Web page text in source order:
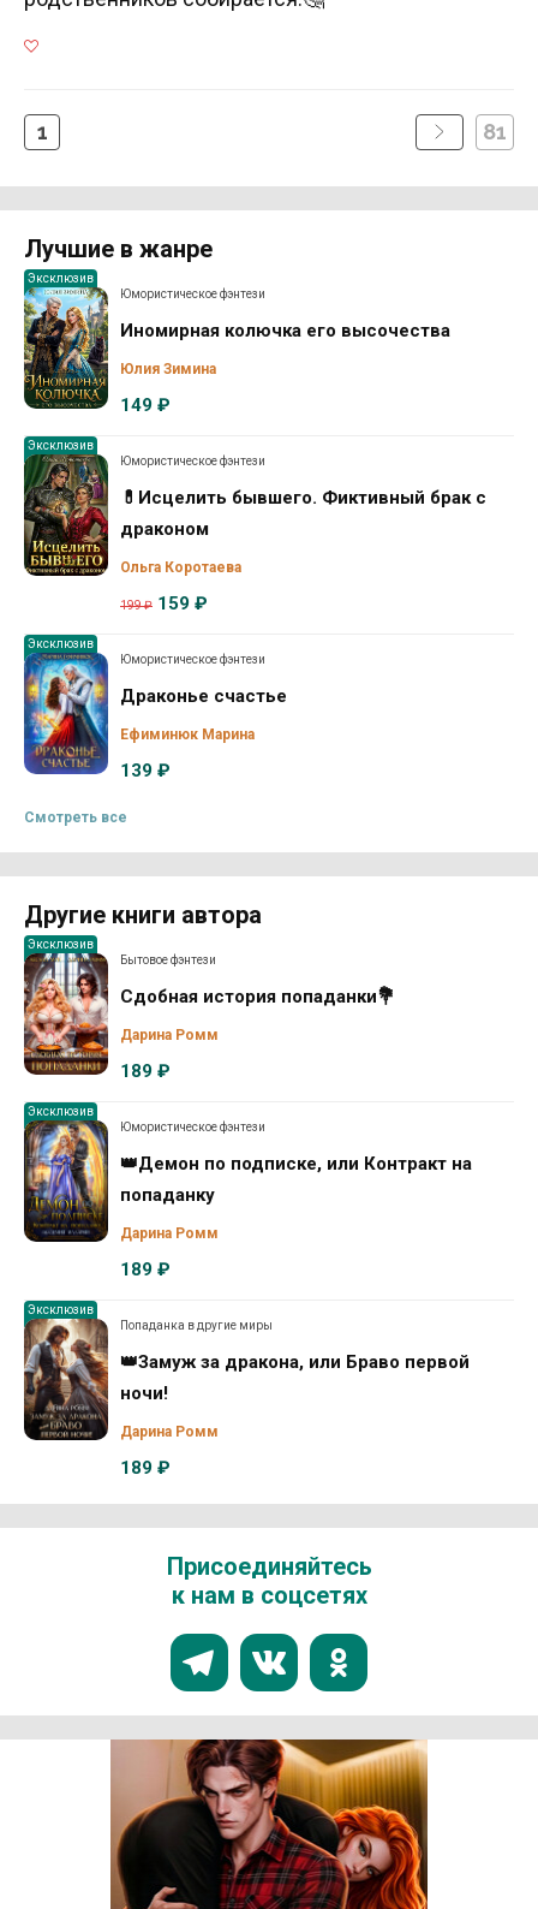
1 81
Лучшие в жанре
Эксклюзив
Юмористическое фэнтези
Иномирная колючка его высочества
Юлия Зимина
149 ₽
Эксклюзив
Юмористическое фэнтези
💊Исцелить бывшего. Фиктивный брак с
драконом
Ольга Коротаева
199 ₽ 159 ₽
Эксклюзив
Юмористическое фэнтези
Драконье счастье
Ефиминюк Марина
139 ₽
Смотреть все
Другие книги автора
Эксклюзив
Бытовое фэнтези
Сдобная история попаданки💐
Дарина Ромм
189 ₽
Эксклюзив
Юмористическое фэнтези
👑Демон по подписке, или Контракт на
попаданку
Дарина Ромм
189 ₽
Эксклюзив
Попаданка в другие миры
👑Замуж за дракона, или Браво первой
ночи!
Дарина Ромм
189 ₽
Присоединяйтесь
к нам в соцсетях